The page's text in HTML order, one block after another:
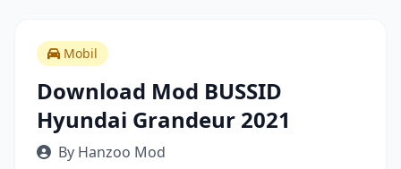
Mobil
Download Mod BUSSID
Hyundai Grandeur 2021
By Hanzoo Mod